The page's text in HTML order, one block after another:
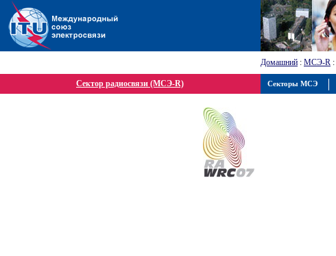
Домашний : МСЭ-R :
Сектор радиосвязи (МСЭ-R) Секторы МСЭ